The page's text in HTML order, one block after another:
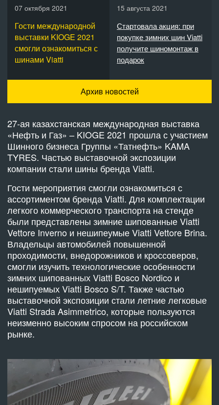
07 октября 2021
Гости международной
выставки KIOGE 2021
смогли ознакомиться с
шинами Viatti
15 августа 2021
Стартовала акция: при
покупке зимних шин Viatti
получите шиномонтаж в
подарок
Архив новостей
27-ая казахстанская международная выставка
«Нефть и Газ» – KIOGE 2021 прошла с участием
Шинного бизнеса Группы «Татнефть» KAMA
TYRES. Частью выставочной экспозиции
компании стали шины бренда Viatti.
Гости мероприятия смогли ознакомиться с
ассортиментом бренда Viatti. Для комплектации
легкого коммерческого транспорта на стенде
были представлены зимние шипованные Viatti
Vettore Inverno и нешипеумые Viatti Vettore Brina.
Владельцы автомобилей повышенной
проходимости, внедорожников и кроссоверов,
смогли изучить технологические особенности
зимних шипованных Viatti Bosco Nordico и
нешипуемых Viatti Bosco S/T. Также частью
выставочной экспозиции стали летние легковые
Viatti Strada Asimmetrico, которые пользуются
неизменно высоким спросом на российском
рынке.